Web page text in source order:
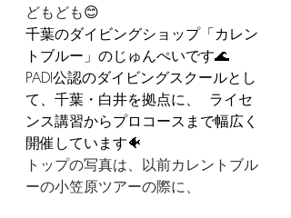
どもども😊
千葉のダイビングショップ「カレン
トブルー」のじゅんぺいです🌊
PADI公認のダイビングスクールとし
て、千葉・白井を拠点に、  ライセ
ンス講習からプロコースまで幅広く
開催しています🐠
トップの写真は、以前カレントブル
ーの小笠原ツアーの際に、